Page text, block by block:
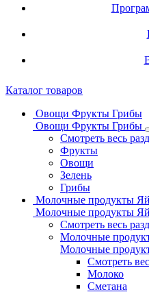
Каталог товаров
Овощи Фрукты Грибы
Овощи Фрукты Грибы
Смотреть весь
Фрукты
Овощи
Зелень
Грибы
Молочные продукты
Молочные продукты
Смотреть весь
Молочные
Молочные
Смотреть
Молоко
Сметана